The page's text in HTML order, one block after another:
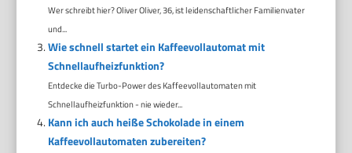
Wer schreibt hier? Oliver Oliver, 36, ist leidenschaftlicher Familienvater
und...
Wie schnell startet ein Kaffeevollautomat mit
Schnellaufheizfunktion?
Entdecke die Turbo-Power des Kaffeevollautomaten mit
Schnellaufheizfunktion - nie wieder...
Kann ich auch heiße Schokolade in einem
Kaffeevollautomaten zubereiten?